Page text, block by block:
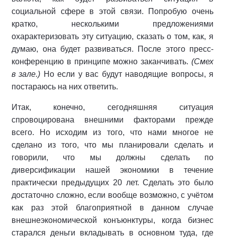
социальной сфере в этой связи. Попробую очень
кратко, несколькими предложениями
охарактеризовать эту ситуацию, сказать о том, как, я
думаю, она будет развиваться. После этого пресс-
конференцию в принципе можно заканчивать. (Смех
в зале.) Но если у вас будут наводящие вопросы, я
постараюсь на них ответить.
Итак, конечно, сегодняшняя ситуация
спровоцирована внешними факторами прежде
всего. Но исходим из того, что нами многое не
сделано из того, что мы планировали сделать и
говорили, что мы должны сделать по
диверсификации нашей экономики в течение
практически предыдущих 20 лет. Сделать это было
достаточно сложно, если вообще возможно, с учётом
как раз этой благоприятной в данном случае
внешнеэкономической конъюнктуры, когда бизнес
старался деньги вкладывать в основном туда, где